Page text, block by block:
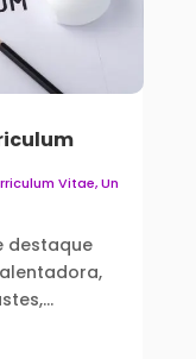
Vitae,Un
destaque